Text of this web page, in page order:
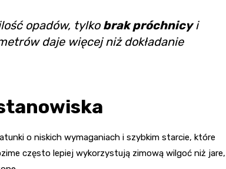
opadów, tylko brak próchnicyi
daje więcej niż dokładanie
o niskich wymaganiach i szybkim starcie, które
często lepiej wykorzystują zimową wilgoć niż jare,